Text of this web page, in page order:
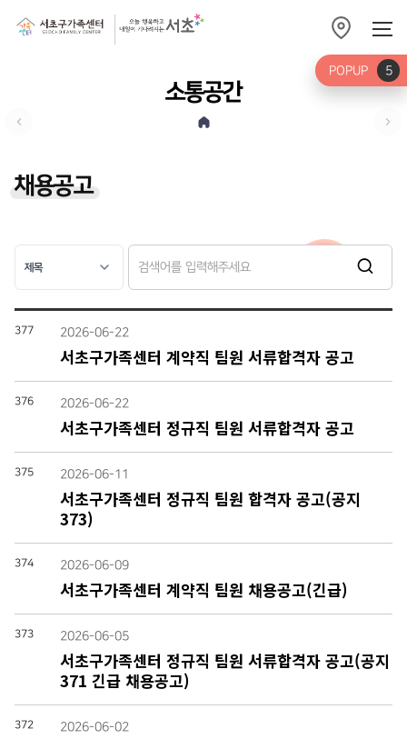
소통공간
채용공고
377
서초구가족센터 계약직 팀원 서류합격자 공고
2026-06-22
376
서초구가족센터 정규직 팀원 서류합격자 공고
2026-06-22
375
서초구가족센터 정규직 팀원 합격자 공고(공지
373)
2026-06-11
374
서초구가족센터 계약직 팀원 채용공고(긴급)
2026-06-09
373
서초구가족센터 정규직 팀원 서류합격자 공고(공지
371 긴급 채용공고)
2026-06-05
372 2026-06-02
POPUP 5